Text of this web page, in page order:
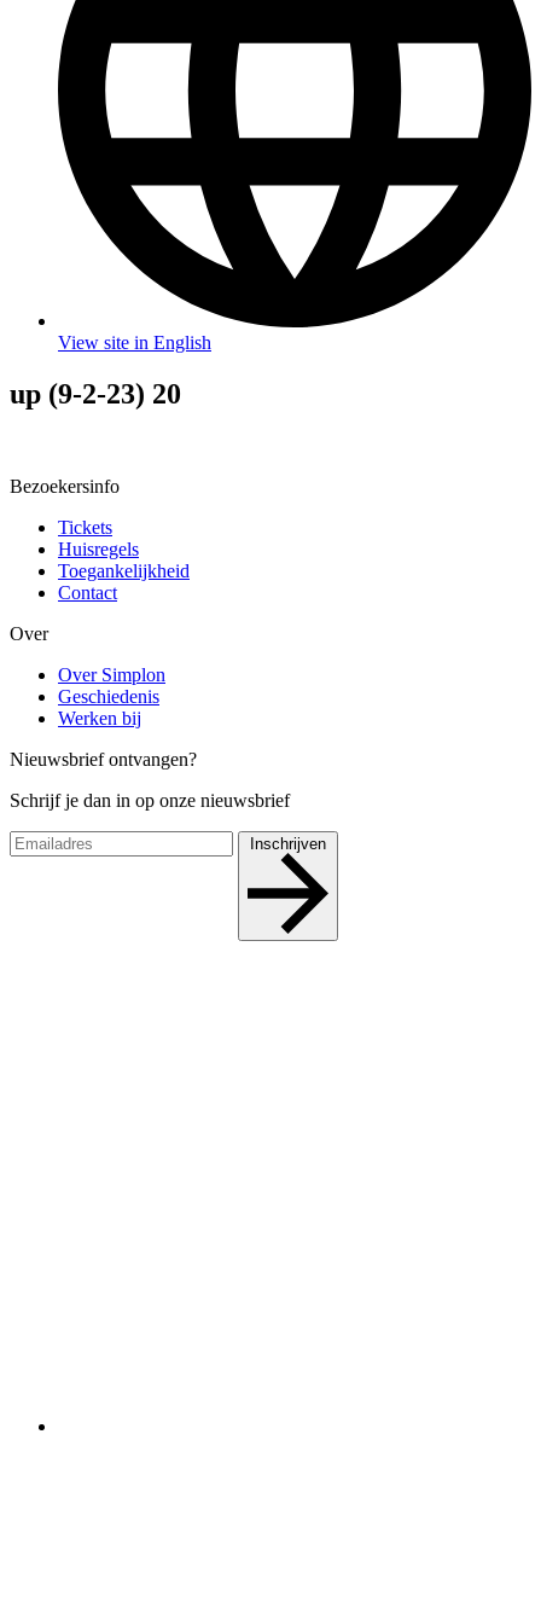
View site in English
up (9-2-23) 20
Bezoekersinfo
Tickets
Huisregels
Toegankelijkheid
Contact
Over
Over Simplon
Geschiedenis
Werken bij
Nieuwsbrief ontvangen?
Schrijf je dan in op onze nieuwsbrief
Inschrijven